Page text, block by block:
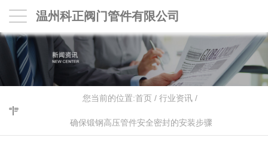
温州科正阀门管件有限公司
您当前的位置:首页/ 行业资讯/
确保锻钢高压管件安全密封的安装步骤